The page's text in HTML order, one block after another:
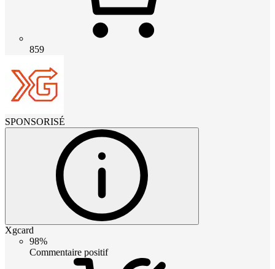
859
SPONSORISÉ
Xgcard
98%
Commentaire positif